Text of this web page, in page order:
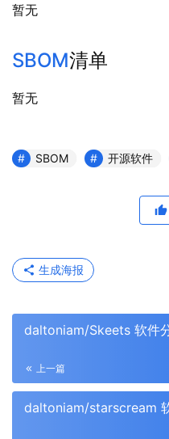
暂无
SBOM清单
暂无
SBOM 开源软件
生成海报
daltoniam/Skeets 软件
上一篇
daltoniam/starscream